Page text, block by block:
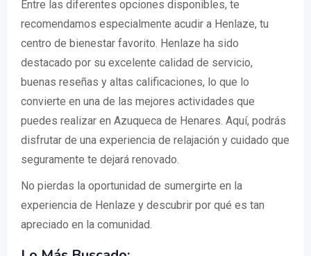
Entre las diferentes opciones disponibles, te
recomendamos especialmente acudir a Henlaze, tu
centro de bienestar favorito. Henlaze ha sido
destacado por su excelente calidad de servicio,
buenas reseñas y altas calificaciones, lo que lo
convierte en una de las mejores actividades que
puedes realizar en Azuqueca de Henares. Aquí, podrás
disfrutar de una experiencia de relajación y cuidado que
seguramente te dejará renovado.
No pierdas la oportunidad de sumergirte en la
experiencia de Henlaze y descubrir por qué es tan
apreciado en la comunidad.